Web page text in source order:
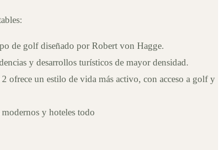
de golf diseñado por Robert von Hagge.
y desarrollos turísticos de mayor densidad.
ofrece un estilo de vida más activo, con acceso a golf y
y hoteles todo